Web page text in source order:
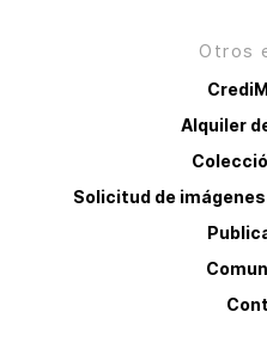
Otros
Alquiler
Solicitud de